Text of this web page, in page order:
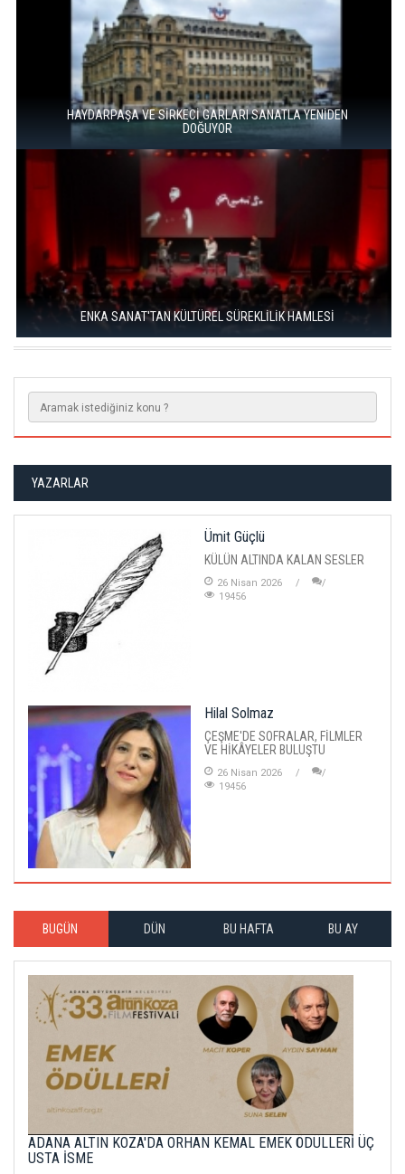
HAYDARPAŞA VE SİRKECİ GARLARI SANATLA YENİDEN
DOĞUYOR
ENKA SANAT'TAN KÜLTÜREL SÜREKLİLİK HAMLESİ
YAZARLAR
Ümit Güçlü
KÜLÜN ALTINDA KALAN SESLER
26 Nisan 2026
19456
Hilal Solmaz
ÇEŞME'DE SOFRALAR, FİLMLER
VE HİKÂYELER BULUŞTU
26 Nisan 2026
19456
BUGÜN DÜN BU HAFTA BU AY
ADANA ALTIN KOZA'DA ORHAN KEMAL EMEK ÖDÜLLERİ ÜÇ
USTA İSME